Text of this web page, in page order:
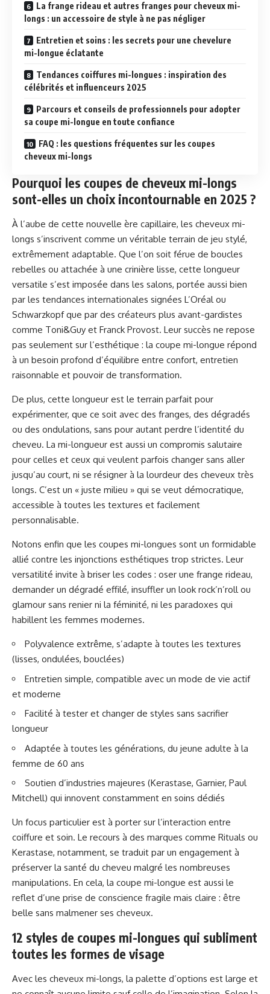
La frange rideau et autres franges pour cheveux mi-
longs : un accessoire de style à ne pas négliger
Entretien et soins : les secrets pour une chevelure
mi-longue éclatante
Tendances coiffures mi-longues : inspiration des
célébrités et influenceurs 2025
Parcours et conseils de professionnels pour adopter
sa coupe mi-longue en toute confiance
FAQ : les questions fréquentes sur les coupes
cheveux mi-longs
Pourquoi les coupes de cheveux mi-longs
sont-elles un choix incontournable en 2025 ?
À l’aube de cette nouvelle ère capillaire, les cheveux mi-
longs s’inscrivent comme un véritable terrain de jeu stylé,
extrêmement adaptable. Que l’on soit férue de boucles
rebelles ou attachée à une crinière lisse, cette longueur
versatile s’est imposée dans les salons, portée aussi bien
par les tendances internationales signées L’Oréal ou
Schwarzkopf que par des créateurs plus avant-gardistes
comme Toni&Guy et Franck Provost. Leur succès ne repose
pas seulement sur l’esthétique : la coupe mi-longue répond
à un besoin profond d’équilibre entre confort, entretien
raisonnable et pouvoir de transformation.
De plus, cette longueur est le terrain parfait pour
expérimenter, que ce soit avec des franges, des dégradés
ou des ondulations, sans pour autant perdre l’identité du
cheveu. La mi-longueur est aussi un compromis salutaire
pour celles et ceux qui veulent parfois changer sans aller
jusqu’au court, ni se résigner à la lourdeur des cheveux très
longs. C’est un « juste milieu » qui se veut démocratique,
accessible à toutes les textures et facilement
personnalisable.
Notons enfin que les coupes mi-longues sont un formidable
allié contre les injonctions esthétiques trop strictes. Leur
versatilité invite à briser les codes : oser une frange rideau,
demander un dégradé effilé, insuffler un look rock’n’roll ou
glamour sans renier ni la féminité, ni les paradoxes qui
habillent les femmes modernes.
Polyvalence extrême, s’adapte à toutes les textures
(lisses, ondulées, bouclées)
Entretien simple, compatible avec un mode de vie actif
et moderne
Facilité à tester et changer de styles sans sacrifier
longueur
Adaptée à toutes les générations, du jeune adulte à la
femme de 60 ans
Soutien d’industries majeures (Kerastase, Garnier, Paul
Mitchell) qui innovent constamment en soins dédiés
Un focus particulier est à porter sur l’interaction entre
coiffure et soin. Le recours à des marques comme Rituals ou
Kerastase, notamment, se traduit par un engagement à
préserver la santé du cheveu malgré les nombreuses
manipulations. En cela, la coupe mi-longue est aussi le
reflet d’une prise de conscience fragile mais claire : être
belle sans malmener ses cheveux.
12 styles de coupes mi-longues qui subliment
toutes les formes de visage
Avec les cheveux mi-longs, la palette d’options est large et